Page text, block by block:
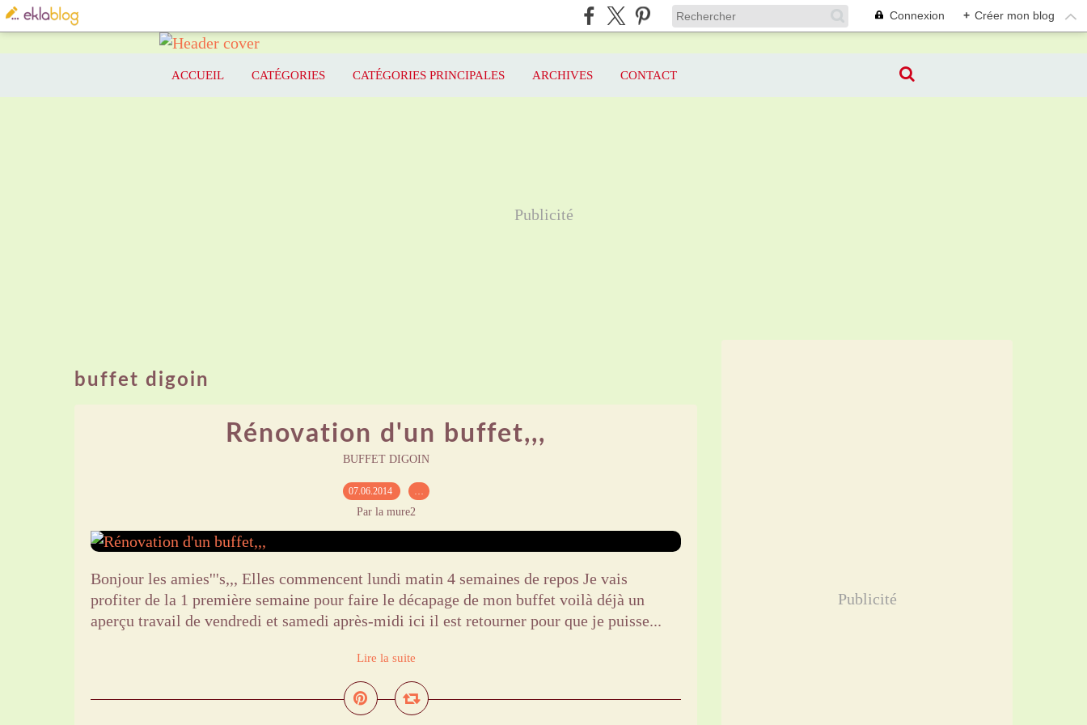
Connexion + Créer mon blog
ACCUEIL CATÉGORIES CATÉGORIES PRINCIPALES ARCHIVES CONTACT
Publicité
buffet digoin
Rénovation d'un buffet,,,
BUFFET DIGOIN
07.06.2014 …
Par la mure2
Bonjour les amies'''s,,, Elles commencent lundi matin 4 semaines de repos Je vais
profiter de la 1 première semaine pour faire le décapage de mon buffet voilà déjà un
aperçu travail de vendredi et samedi après-midi ici il est retourner pour que je puisse...
Lire la suite
Publicité